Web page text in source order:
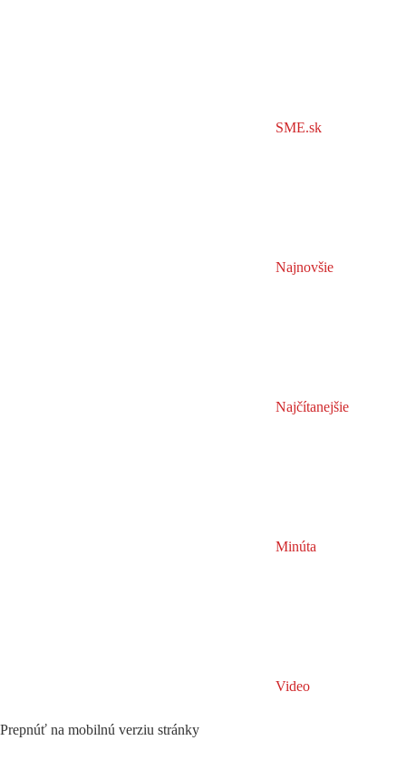
SME.sk
Najnovšie
Najčítanejšie
Minúta
Video
Prepnúť na mobilnú verziu stránky